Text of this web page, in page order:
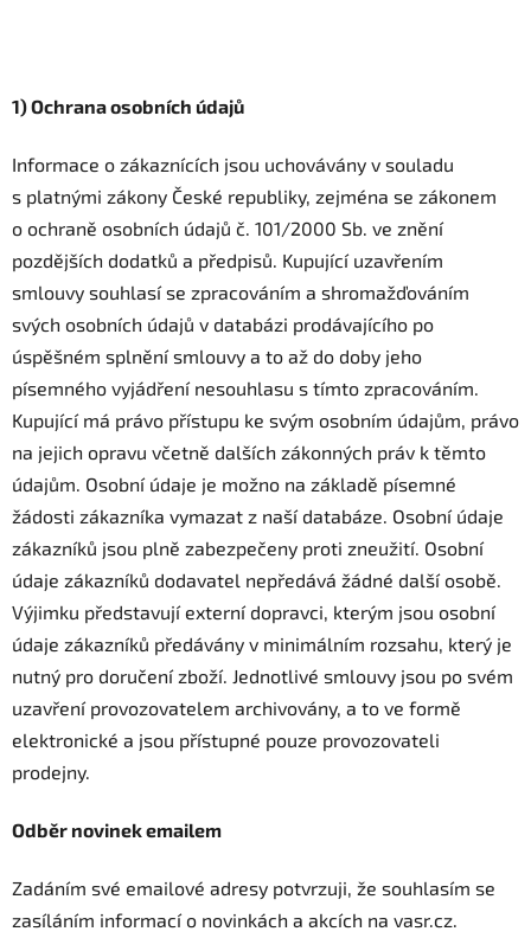
1) Ochrana osobních údajů
Informace o zákaznících jsou uchovávány v souladu
s platnými zákony České republiky, zejména se zákonem
o ochraně osobních údajů č. 101/2000 Sb. ve znění
pozdějších dodatků a předpisů. Kupující uzavřením
smlouvy souhlasí se zpracováním a shromažďováním
svých osobních údajů v databázi prodávajícího po
úspěšném splnění smlouvy a to až do doby jeho
písemného vyjádření nesouhlasu s tímto zpracováním.
Kupující má právo přístupu ke svým osobním údajům, právo
na jejich opravu včetně dalších zákonných práv k těmto
údajům. Osobní údaje je možno na základě písemné
žádosti zákazníka vymazat z naší databáze. Osobní údaje
zákazníků jsou plně zabezpečeny proti zneužití. Osobní
údaje zákazníků dodavatel nepředává žádné další osobě.
Výjimku představují externí dopravci, kterým jsou osobní
údaje zákazníků předávány v minimálním rozsahu, který je
nutný pro doručení zboží. Jednotlivé smlouvy jsou po svém
uzavření provozovatelem archivovány, a to ve formě
elektronické a jsou přístupné pouze provozovateli
prodejny.
Odběr novinek emailem
Zadáním své emailové adresy potvrzuji, že souhlasím se
zasíláním informací o novinkách a akcích na vasr.cz.